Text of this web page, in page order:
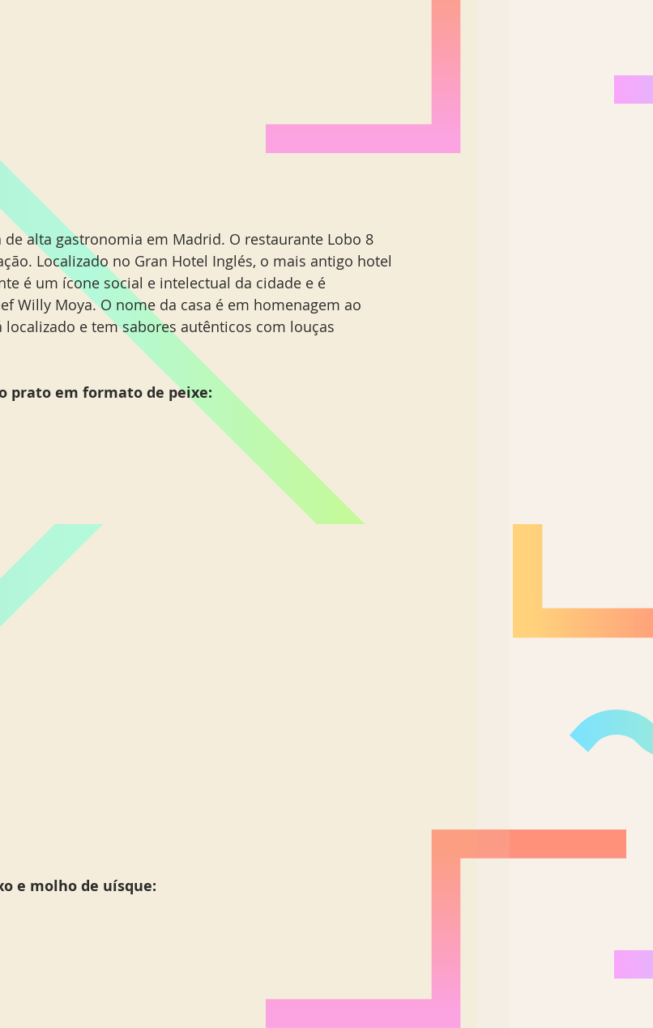
alta gastronomia em Madrid. O restaurante Lobo 8
Localizado no Gran Hotel Inglés, o mais antigo hotel
é um ícone social e intelectual da cidade e é
Willy Moya. O nome da casa é em homenagem ao
e tem sabores autênticos com louças
prato em formato de peixe:
e molho de uísque: